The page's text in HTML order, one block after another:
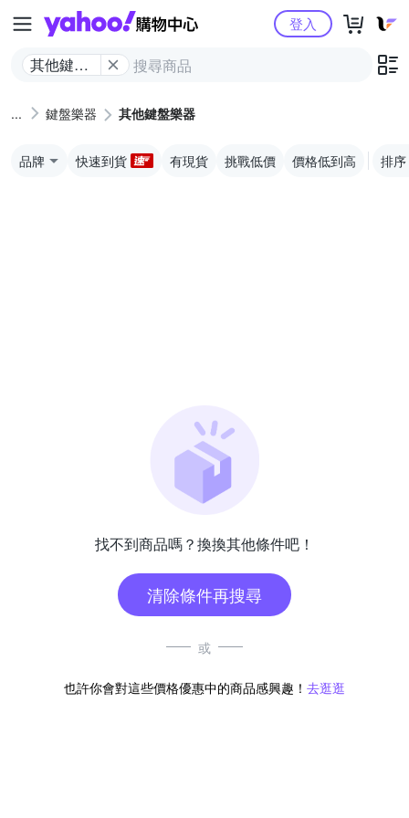
Yahoo購物中心
其他鍵盤
登入
鍵盤樂器 其他鍵盤樂器
品牌 快速到貨 有現貨 挑戰低價 價格低到高 排序
找不到商品嗎？換換其他條件吧！
清除條件再搜尋
或
也許你會對這些價格優惠中的商品感興趣！ 去逛逛